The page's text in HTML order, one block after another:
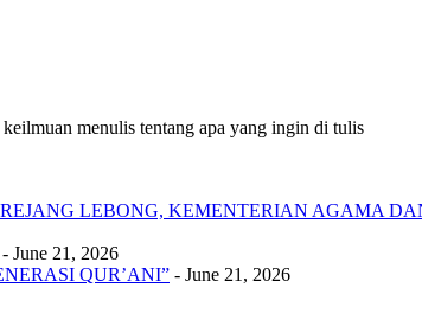
menulis tentang apa yang ingin di tulis
LEBONG, KEMENTERIAN AGAMA
- June 21, 2026
QUR’ANI” - June 21, 2026